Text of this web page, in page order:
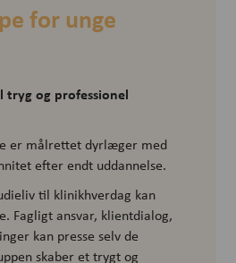
for unge
tryg og professionel
er målrettet dyrlæger med
efter endt uddannelse.
til klinikhverdag kan
Fagligt ansvar, klientdialog,
kan presse selv de
skaber et trygt og